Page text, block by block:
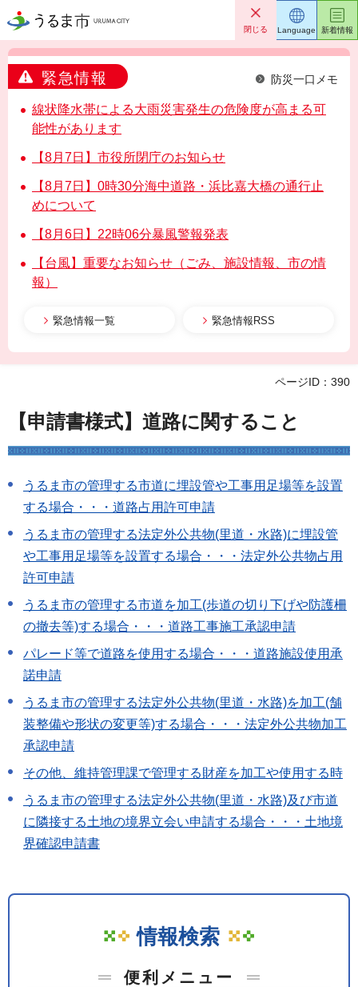
うるま市 閉じる
緊急情報 防災一口メモ
線状降水帯による大雨災害発生の危険度が高まる可
能性があります
【8月7日】市役所閉庁のお知らせ
【8月7日】0時30分海中道路・浜比嘉大橋の通行止
めについて
【8月6日】22時06分暴風警報発表
【台風】重要なお知らせ（ごみ、施設情報、市の情
報）
緊急情報一覧 緊急情報RSS
Language 新着情報
ページID：390
【申請書様式】道路に関すること
うるま市の管理する市道に埋設管や工事用足場等を設置
する場合・・・道路占用許可申請
うるま市の管理する法定外公共物(里道・水路)に埋設管
や工事用足場等を設置する場合・・・法定外公共物占用
許可申請
うるま市の管理する市道を加工(歩道の切り下げや防護柵
の撤去等)する場合・・・道路工事施工承認申請
パレード等で道路を使用する場合・・・道路施設使用承
諾申請
うるま市の管理する法定外公共物(里道・水路)を加工(舗
装整備や形状の変更等)する場合・・・法定外公共物加工
承認申請
その他、維持管理課で管理する財産を加工や使用する時
うるま市の管理する法定外公共物(里道・水路)及び市道
に隣接する土地の境界立会い申請する場合・・・土地境
界確認申請書
情報検索
便利メニュー